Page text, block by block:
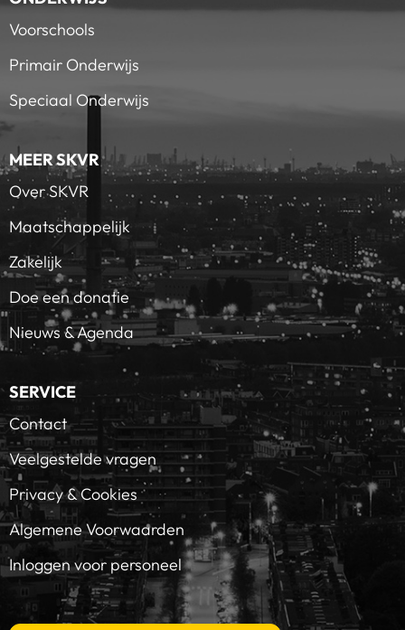
Voorschools
Primair Onderwijs
Speciaal Onderwijs
MEER SKVR
Over SKVR
Maatschappelijk
Zakelijk
Doe een donatie
Nieuws & Agenda
SERVICE
Contact
Veelgestelde vragen
Privacy & Cookies
Algemene Voorwaarden
Inloggen voor personeel